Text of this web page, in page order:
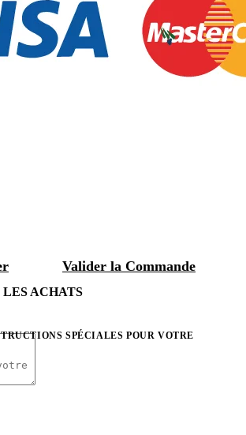
Valider la Commande
ACHATS
SPÉCIALES POUR VOTRE